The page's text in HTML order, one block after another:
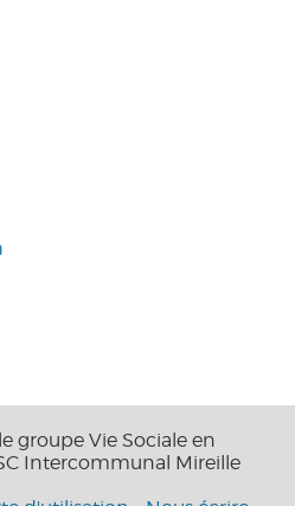
groupe Vie Sociale en
Intercommunal Mireille